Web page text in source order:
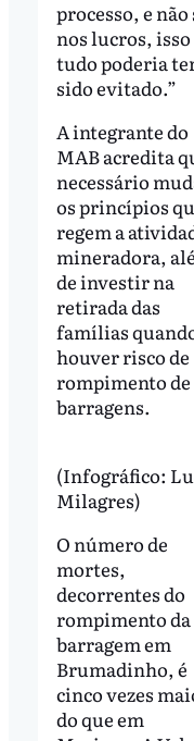
processo, e não
nos lucros, isso
tudo poderia
sido evitado.”
A integrante do
MAB acredita
necessário
os princípios
regem a
mineradora,
de investir na
retirada das
famílias
houver risco de
rompimento de
barragens.
(Infográfico:
Milagres)
O número de
mortes,
decorrentes do
rompimento da
barragem em
Brumadinho, é
cinco vezes
do que em